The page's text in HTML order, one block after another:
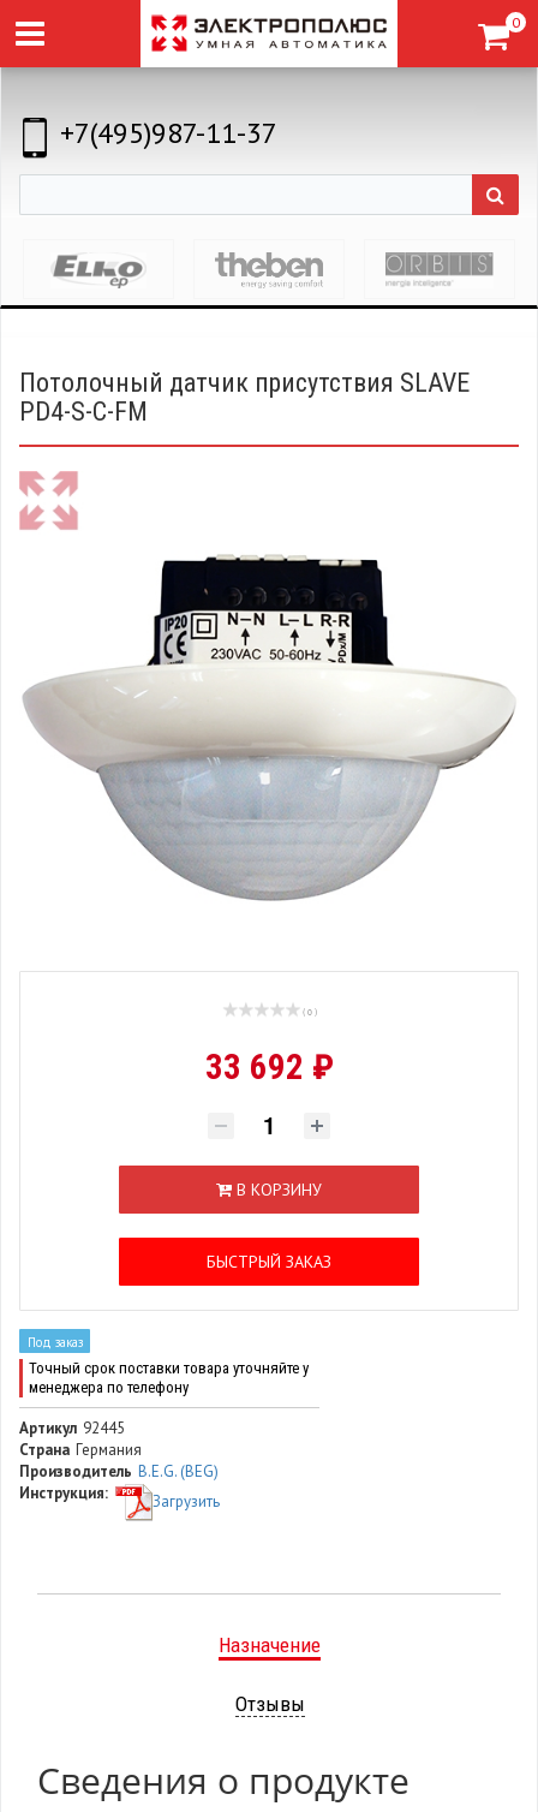
0
+7(495)987-11-37
Потолочный датчик присутствия SLAVE
PD4-S-C-FM
( 0 )
33 692 ₽
В КОРЗИНУ
БЫСТРЫЙ ЗАКАЗ
Под заказ
Точный срок поставки товара уточняйте у
менеджера по телефону
Артикул 92445
Страна Германия
Производитель B.E.G. (BEG)
Инструкция:
Загрузить
Назначение
Отзывы
Сведения о продукте